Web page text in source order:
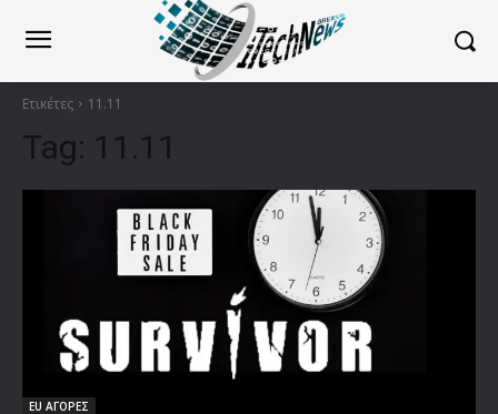
Ετικέτες 11.11
Tag: 11.11
EU ΑΓΟΡΕΣ